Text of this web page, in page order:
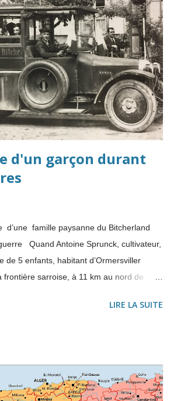
d'un garçon durant
d’une famille paysanne du Bitcherland
Quand Antoine Sprunck, cultivateur,
de 5 enfants, habitant d’Ormersviller
frontière sarroise, à 11 km au nord de
à Dieuze (Sud de la Moselle) alors qu'il
“Poschtauto”, prend le train à Bitche, puis
Dieuze, où il reviendra fin 1944 avec sa
LIRE LA SUITE